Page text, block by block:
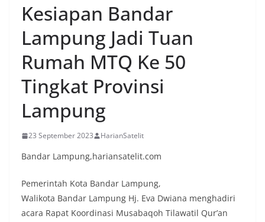
Kesiapan Bandar
Lampung Jadi Tuan
Rumah MTQ Ke 50
Tingkat Provinsi
Lampung
23 September 2023 HarianSatelit
Bandar Lampung,hariansatelit.com
Pemerintah Kota Bandar Lampung,
Walikota Bandar Lampung Hj. Eva Dwiana menghadiri
acara Rapat Koordinasi Musabaqoh Tilawatil Qur’an